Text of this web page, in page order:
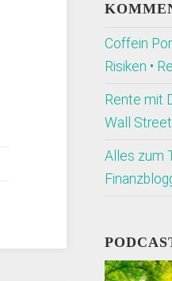
Coffein
Risiken •
Rente mit
Wall Street
Alles zum